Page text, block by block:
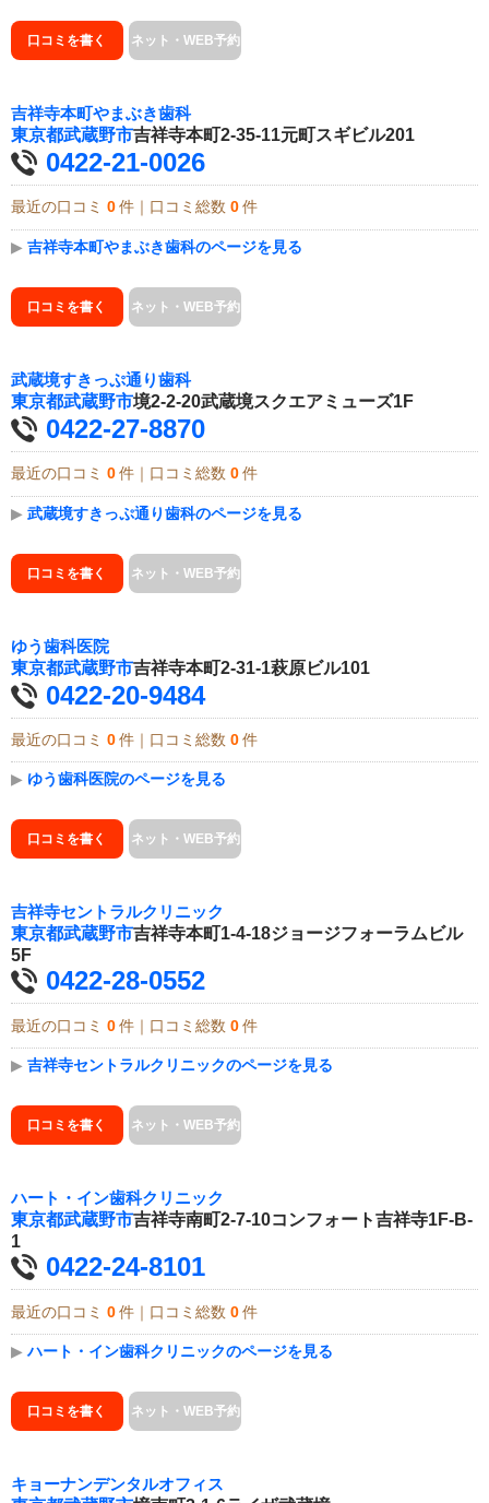
口コミを書く ネット・WEB予約
吉祥寺本町やまぶき歯科
東京都武蔵野市吉祥寺本町2-35-11元町スギビル201
0422-21-0026
最近の口コミ 0 件｜口コミ総数 0 件
▶ 吉祥寺本町やまぶき歯科のページを見る
口コミを書く ネット・WEB予約
武蔵境すきっぷ通り歯科
東京都武蔵野市境2-2-20武蔵境スクエアミューズ1F
0422-27-8870
最近の口コミ 0 件｜口コミ総数 0 件
▶ 武蔵境すきっぷ通り歯科のページを見る
口コミを書く ネット・WEB予約
ゆう歯科医院
東京都武蔵野市吉祥寺本町2-31-1萩原ビル101
0422-20-9484
最近の口コミ 0 件｜口コミ総数 0 件
▶ ゆう歯科医院のページを見る
口コミを書く ネット・WEB予約
吉祥寺セントラルクリニック
東京都武蔵野市吉祥寺本町1-4-18ジョージフォーラムビル
5F
0422-28-0552
最近の口コミ 0 件｜口コミ総数 0 件
▶ 吉祥寺セントラルクリニックのページを見る
口コミを書く ネット・WEB予約
ハート・イン歯科クリニック
東京都武蔵野市吉祥寺南町2-7-10コンフォート吉祥寺1F-B-
1
0422-24-8101
最近の口コミ 0 件｜口コミ総数 0 件
▶ ハート・イン歯科クリニックのページを見る
口コミを書く ネット・WEB予約
キョーナンデンタルオフィス